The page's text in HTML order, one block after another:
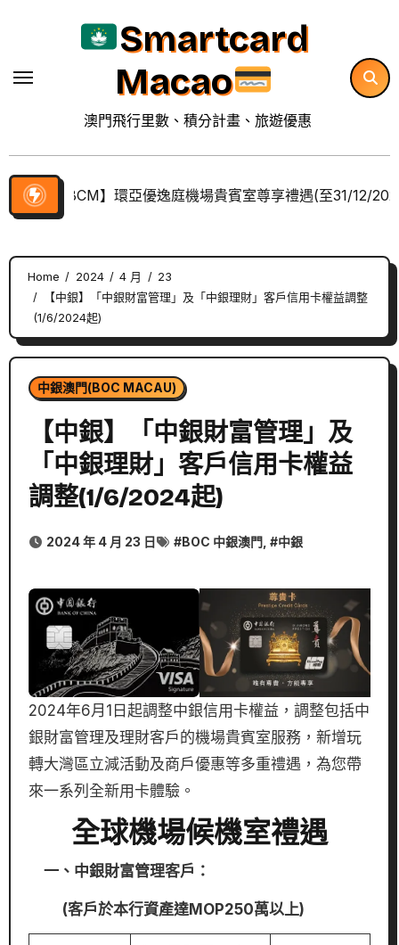
Smartcard
Macao
澳門飛行里數、積分計畫、旅遊優惠
【BCM】環亞優逸庭機場貴賓室尊享禮遇(至31/12/
Home 2024 4 月
23
【中銀】「中銀財富管理」及「中銀理財」客戶信用卡權益調整
(1/6/2024起)
中銀澳門(BOC MACAU)
【中銀】「中銀財富管理」及
「中銀理財」客戶信用卡權益
調整(1/6/2024起)
2024 年 4 月 23 日 #BOC 中銀澳門, #中銀
2024年6月1日起調整中銀信用卡權益，調整包括中
銀財富管理及理財客戶的機場貴賓室服務，新增玩
轉大灣區立減活動及商戶優惠等多重禮遇，為您帶
來一系列全新用卡體驗。
全球機場候機室禮遇
一、中銀財富管理客戶 ：
(客戶於本行資產達MOP250萬以上)